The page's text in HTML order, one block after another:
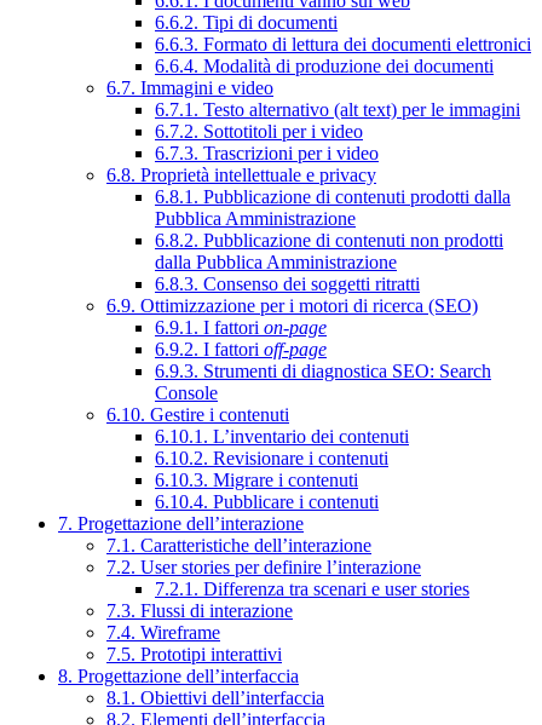
6.6.2. Tipi di documenti
6.6.3. Formato di lettura dei documenti elettronici
6.6.4. Modalità di produzione dei documenti
6.7. Immagini e video
6.7.1. Testo alternativo (alt text) per le immagini
6.7.2. Sottotitoli per i video
6.7.3. Trascrizioni per i video
6.8. Proprietà intellettuale e privacy
6.8.1. Pubblicazione di contenuti prodotti dalla
Pubblica Amministrazione
6.8.2. Pubblicazione di contenuti non prodotti
dalla Pubblica Amministrazione
6.8.3. Consenso dei soggetti ritratti
6.9. Ottimizzazione per i motori di ricerca (SEO)
6.9.1. I fattori on-page
6.9.2. I fattori off-page
6.9.3. Strumenti di diagnostica SEO: Search
Console
6.10. Gestire i contenuti
6.10.1. L’inventario dei contenuti
6.10.2. Revisionare i contenuti
6.10.3. Migrare i contenuti
6.10.4. Pubblicare i contenuti
7. Progettazione dell’interazione
7.1. Caratteristiche dell’interazione
7.2. User stories per definire l’interazione
7.2.1. Differenza tra scenari e user stories
7.3. Flussi di interazione
7.4. Wireframe
7.5. Prototipi interattivi
8. Progettazione dell’interfaccia
8.1. Obiettivi dell’interfaccia
8.2. Elementi dell’interfaccia